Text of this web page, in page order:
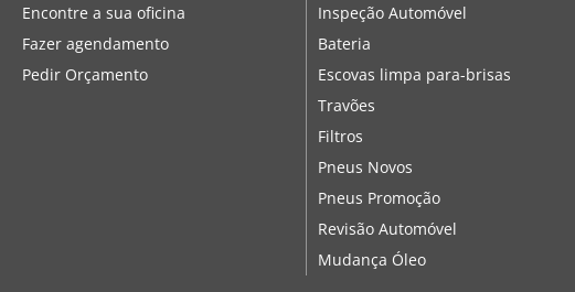
Encontre a sua oficina
Fazer agendamento
Pedir Orçamento
Inspeção Automóvel
Bateria
Escovas limpa para-brisas
Travões
Filtros
Pneus Novos
Pneus Promoção
Revisão Automóvel
Mudança Óleo